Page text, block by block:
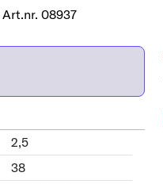
Art.nr. 08937
2,5
38